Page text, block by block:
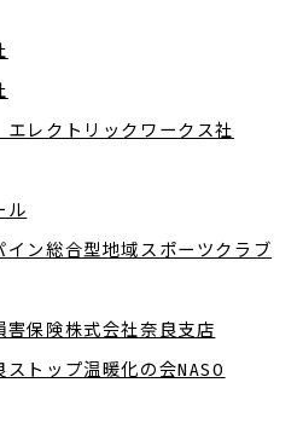
レクトリックワークス社
ル
ン総合型地域スポーツクラブ
害保険株式会社奈良支店
トップ温暖化の会NASO